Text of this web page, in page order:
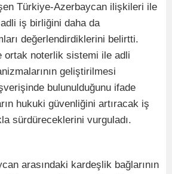
Türkiye-Azerbaycan ilişkileri ile
iş birliğini daha da
değerlendirdiklerini belirtti.
ortak noterlik sistemi ile adli
geliştirilmesi
bulunulduğunu ifade
hukuki güvenliğini artıracak iş
sürdüreceklerini vurguladı.
arasındaki kardeşlik bağlarının